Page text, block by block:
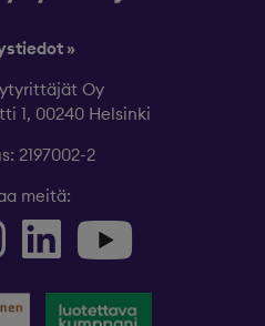
»
Oy
1, 00240 Helsinki
2197002-2
meitä: